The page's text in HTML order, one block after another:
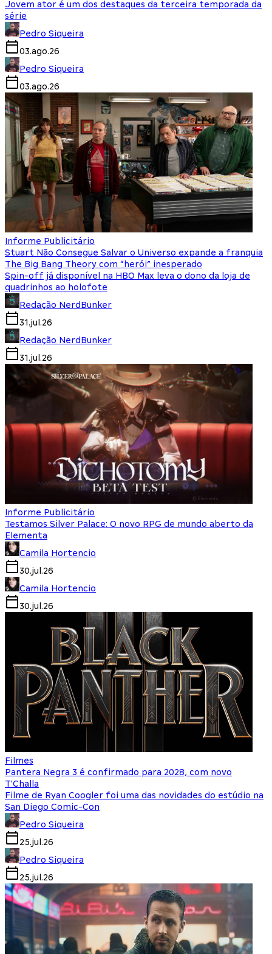
Jovem ator é um dos destaques da terceira temporada da
série
Pedro Siqueira
03.ago.26
Pedro Siqueira
03.ago.26
Informe Publicitário
Stuart Não Consegue Salvar o Universo expande a franquia
The Big Bang Theory com “herói” inesperado
Spin-off já disponível na HBO Max leva o dono da loja de
quadrinhos ao holofote
Redação NerdBunker
31.jul.26
Redação NerdBunker
31.jul.26
Informe Publicitário
Testamos Silver Palace: O novo RPG de mundo aberto da
Elementa
Camila Hortencio
30.jul.26
Camila Hortencio
30.jul.26
Filmes
Pantera Negra 3 é confirmado para 2028, com novo
T'Challa
Filme de Ryan Coogler foi uma das novidades do estúdio na
San Diego Comic-Con
Pedro Siqueira
25.jul.26
Pedro Siqueira
25.jul.26